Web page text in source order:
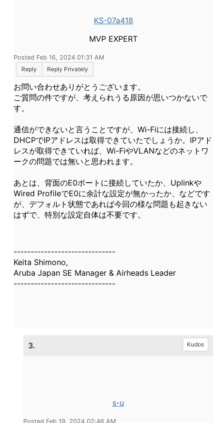
KS-07a418
MVP EXPERT
Posted Feb 16, 2024 01:31 AM
Reply
Reply Privately
お問い合わせありがとうございます。
ご質問の件ですが、考えられうる原因が思いつかないで
す。
通信ができないと言うことですが、Wi-Fiには接続し、
DHCPでIPアドレスは取得できていたでしょうか。IPアド
レスが取得できていれば、Wi-FiやVLANなどのネットワ
ークの問題では無いと思われます。
あとは、背面のE0ポートに接続していたか、Uplinkや
Wired ProfileでE0に余計な設定が無かったか、などです
が、デフォルト状態であれば今回の様な問題も起きない
はずで、特別な設定自体は不要です。
------------------------------
Keita Shimono,
Aruba Japan SE Manager & Airheads Leader
------------------------------
3. Kudos
s-u
Posted Feb 19, 2024 02:46 AM